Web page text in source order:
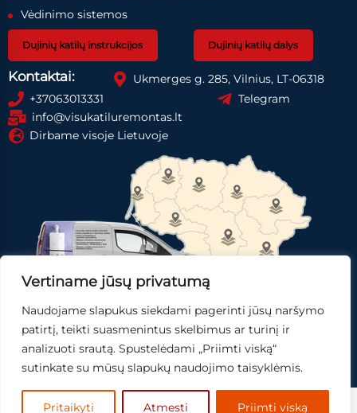
Vertiname jūsų privatumą
Naudojame slapukus siekdami pagerinti jūsų naršymo
patirtį, teikti suasmenintus skelbimus ar turinį ir
analizuoti srautą. Spustelėdami „Priimti viską“
sutinkate su mūsų slapukų naudojimo taisyklėmis.
Pritaikyti Atmesti Priimti viską
Vėdinimo sistemos
Dujinių katilų instrukcijos Dujinių katilų dalys
Kontaktai:
Ukmerges g. 285, Vilnius, LT-06318
+37063013331
Telegram
info@visukatiluremontas.lt
Dirbame visoje Lietuvoje
Registruotis paslaugai Gauti pasiūlymą
© 2025 Mingo IT, sprendimai.